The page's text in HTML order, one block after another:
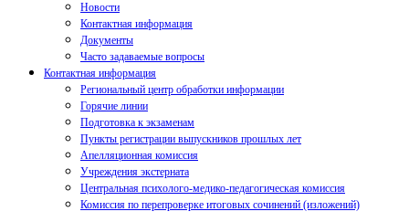
Новости
Контактная информация
Документы
Часто задаваемые вопросы
Контактная информация
Региональный центр обработки информации
Горячие линии
Подготовка к экзаменам
Пункты регистрации выпускников прошлых лет
Апелляционная комиссия
Учреждения экстерната
Центральная психолого-медико-педагогическая комиссия
Комиссия по перепроверке итоговых сочинений (изложений)